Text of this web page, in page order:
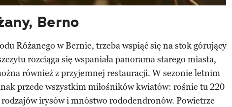
Berno
Różanego w Bernie, trzeba wspiąć się na stok górujący
rozciąga się wspaniała panorama starego miasta,
również z przyjemnej restauracji. W sezonie letnim
przede wszystkim miłośników kwiatów: rośnie tu 220
irysów i mnóstwo rododendronów. Powietrze